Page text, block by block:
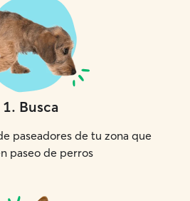
1. Busca
paseadores de tu zona que
paseo de perros